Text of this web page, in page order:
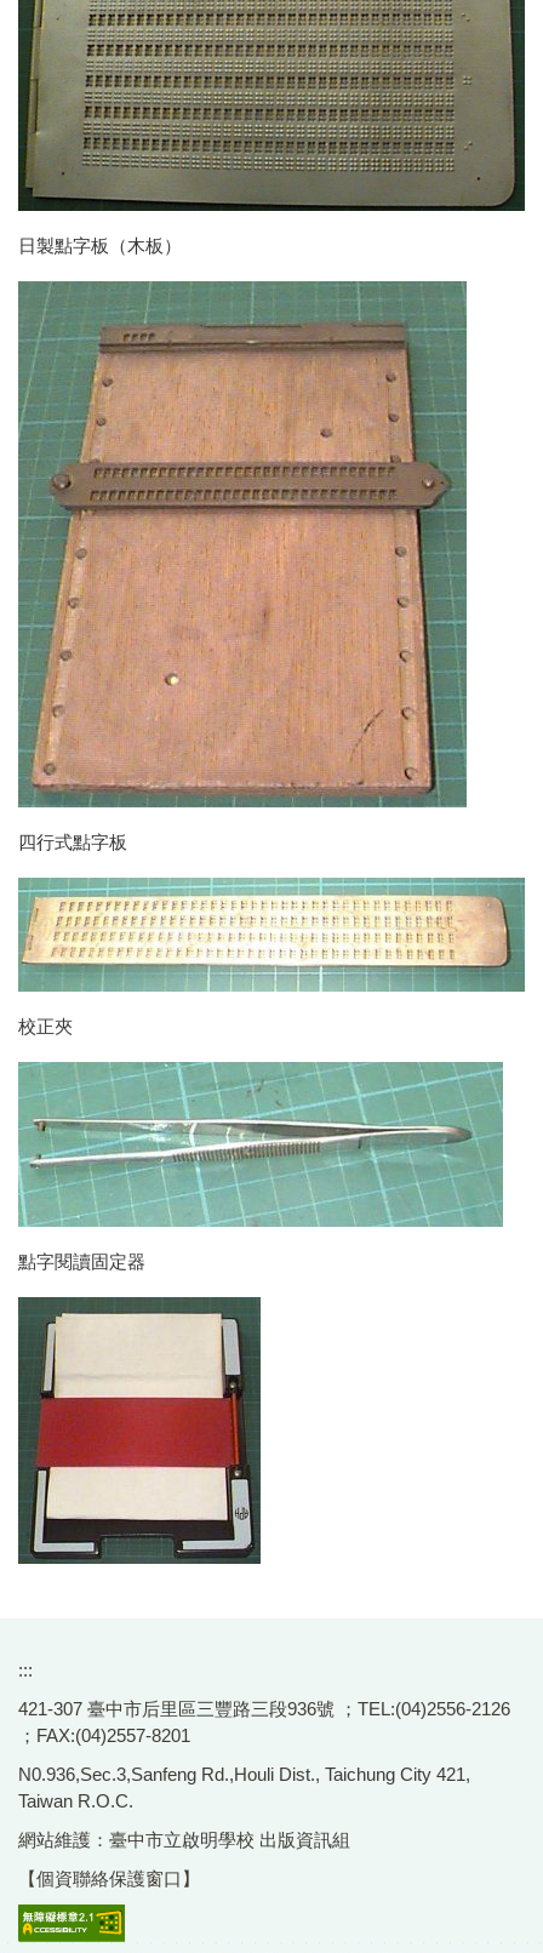
日製點字板（木板）
四行式點字板
校正夾
點字閱讀固定器
:::
421-307 臺中市后里區三豐路三段936號 ；TEL:(04)2556-2126
；FAX:(04)2557-8201
N0.936,Sec.3,Sanfeng Rd.,Houli Dist., Taichung City 421,
Taiwan R.O.C.
網站維護：臺中市立啟明學校 出版資訊組
【個資聯絡保護窗口】